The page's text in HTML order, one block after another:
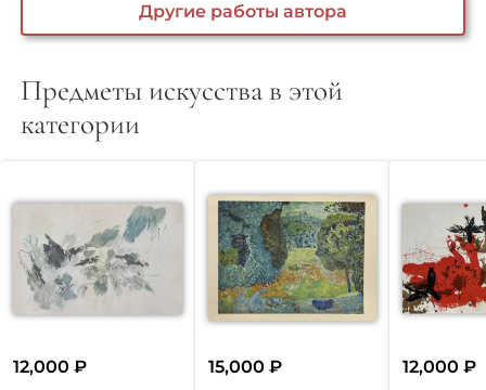
Другие работы автора
Предметы искусства в этой
категории
12,000₽ 15,000 ₽ 12,000 ₽